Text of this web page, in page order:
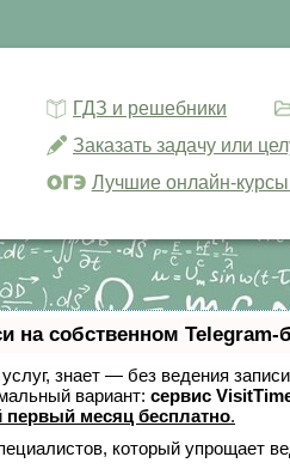
ГДЗ и решебники
Заказать задачу или
Лучшие онлайн-
на собственном Telegram-
знает — без ведения
вариант: сервис
первый месяц бесплатно.
который упрощает